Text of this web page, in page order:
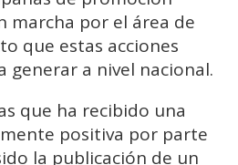
marcha por el área de
que estas acciones
generar a nivel nacional.
que ha recibido una
positiva por parte
la publicación de un